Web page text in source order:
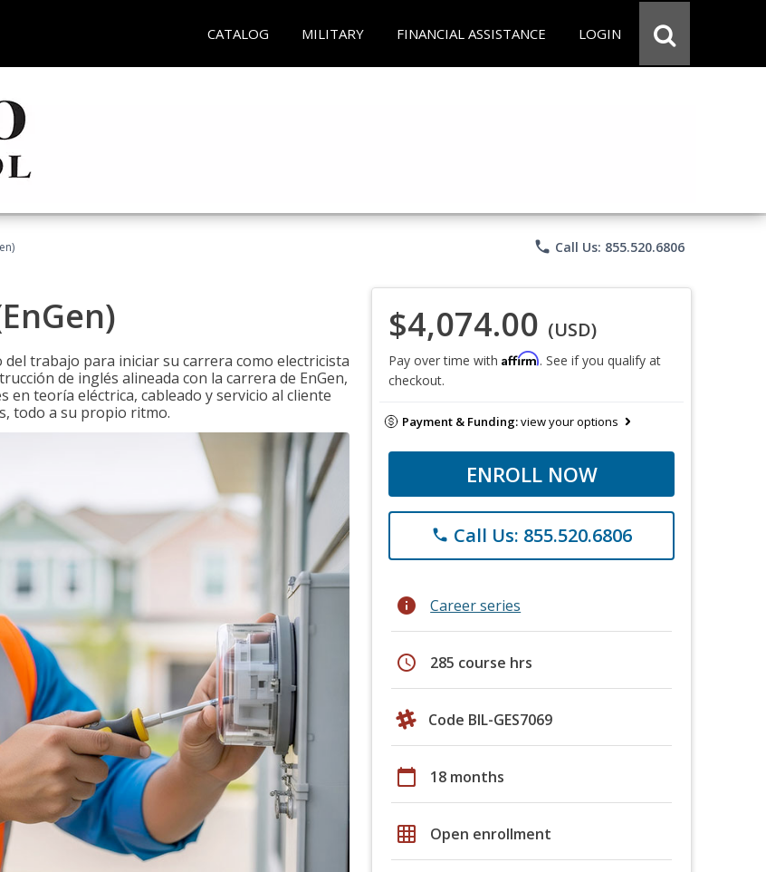
CATALOG MILITARY FINANCIAL ASSISTANCE LOGIN
phone Call Us: 855.520.6806
trabajo para iniciar su carrera como electricista
de inglés alineada con la carrera de EnGen,
en teoría eléctrica, cableado y servicio al cliente
todo a su propio ritmo.
$4,074.00 (USD)
Pay over time with Affirm. See if you qualify at
checkout.
Payment & Funding:view your options
ENROLL NOW
phone Call Us: 855.520.6806
info Career series
schedule 285 course hrs
Code BIL-GES7069
calendar_today 18 months
grid_on Open enrollment